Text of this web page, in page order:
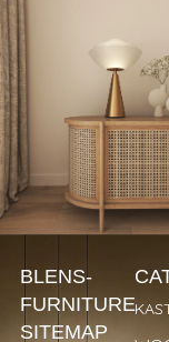
BLENS-
FURNITURE
SITEMAP